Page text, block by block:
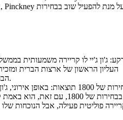
ג'ון ג'יי לו קריירה משמעותית
העליון הראשון של ארצות הברית
הבחירות, הוא היה מושל ניו יורק.
הבחירות של 1800 תוצאות: באופן
מועמד בבחירות של 1800, עם
קריירה פוליטית פעילה, אבל הנוכחות